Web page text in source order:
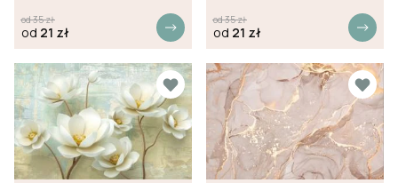
od35zł
od 21 zł
od35zł
od 21 zł